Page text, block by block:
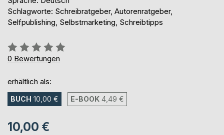
Schlagworte: Schreibratgeber, Autorenratgeber,
Selfpublishing, Selbstmarketing, Schreibtipps
Bewertung::
0%
0 Bewertungen
erhältlich als:
BUCH 10,00 € E-BOOK 4,49 €
10,00 €